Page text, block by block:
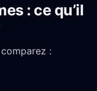
: ce qu’il
: